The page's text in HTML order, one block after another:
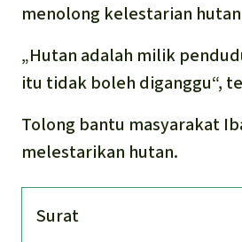
menolong kelestarian
„Hutan adalah milik
itu tidak boleh diganggu“,
Tolong bantu masyarakat
melestarikan hutan.
Surat